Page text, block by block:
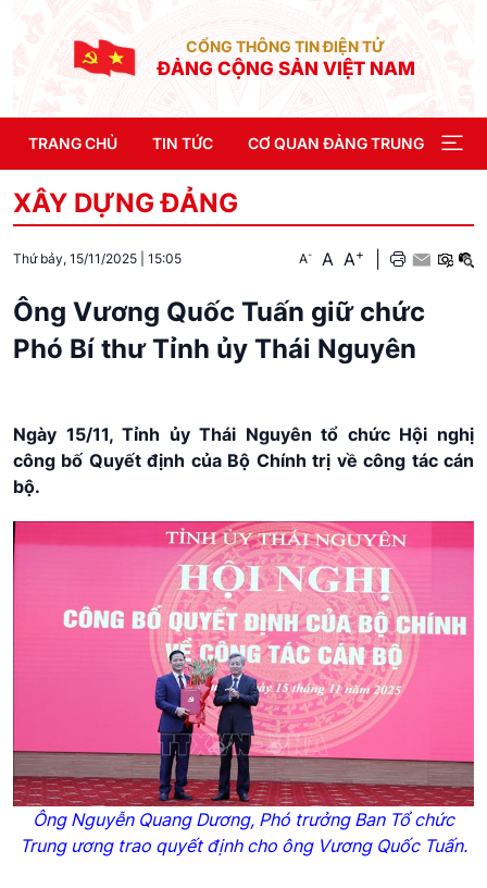
CỔNG THÔNG TIN ĐIỆN TỬ
ĐẢNG CỘNG SẢN VIỆT NAM
TRANG CHỦ TIN TỨC CƠ QUAN ĐẢNG TRUNG ƯƠNG
XÂY DỰNG ĐẢNG
Thứ bảy, 15/11/2025 15:05 A- A A+
Ông Vương Quốc Tuấn giữ chức
Phó Bí thư Tỉnh ủy Thái Nguyên
Ngày 15/11, Tỉnh ủy Thái Nguyên tổ chức Hội nghị
công bố Quyết định của Bộ Chính trị về công tác cán
bộ.
Ông Nguyễn Quang Dương, Phó trưởng Ban Tổ chức
Trung ương trao quyết định cho ông Vương Quốc Tuấn.